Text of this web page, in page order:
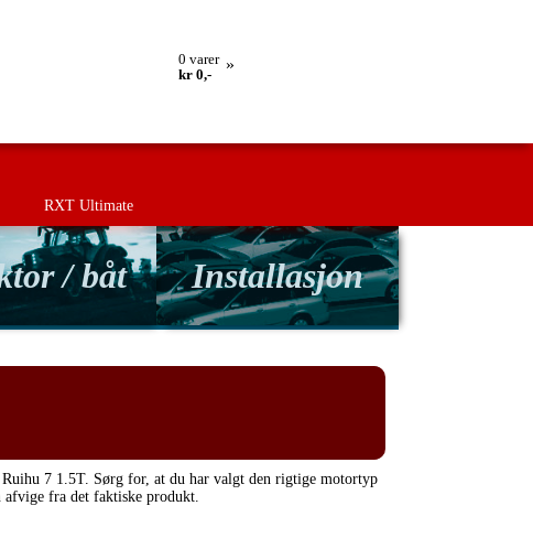
0 varer
kr 0,-
»
RXT Ultimate
/ båt Installasjon
7 1.5T. Sørg for, at du har valgt den rigtige motortyp
fra det faktiske produkt.